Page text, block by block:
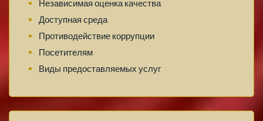
Независимая оценка качества
Доступная среда
Противодействие коррупции
Посетителям
Виды предоставляемых услуг